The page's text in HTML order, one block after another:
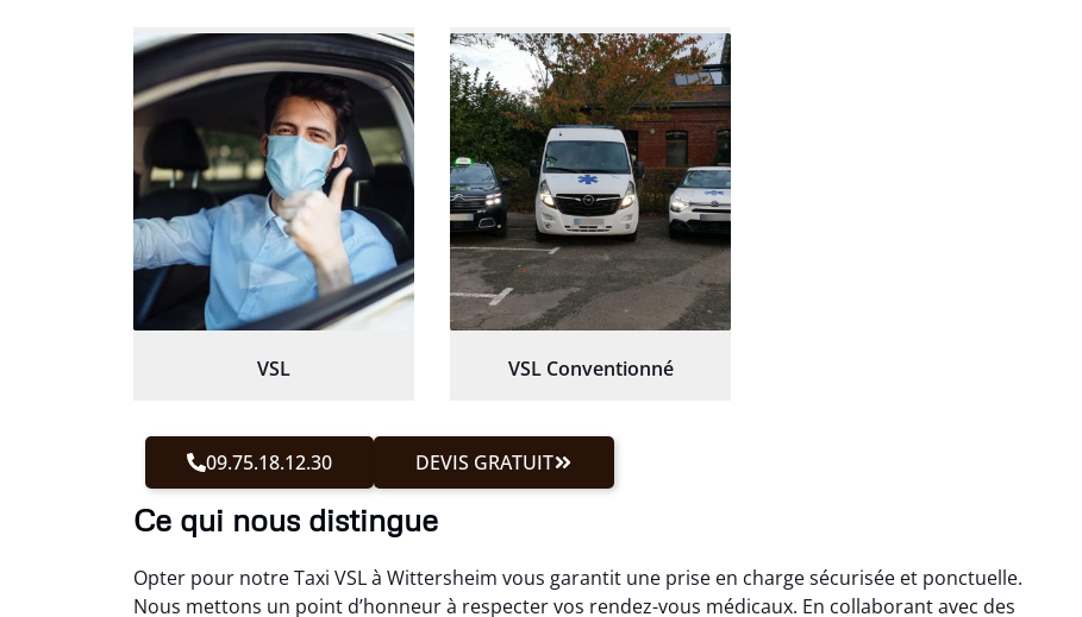
VSL VSL Conventionné
09.75.18.12.30 DEVIS GRATUIT
Ce qui nous distingue
Opter pour notre Taxi VSL à Wittersheim vous garantit une prise en charge sécurisée et ponctuelle.
Nous mettons un point d’honneur à respecter vos rendez-vous médicaux. En collaborant avec des